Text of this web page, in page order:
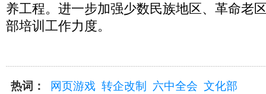
养工程。进一步加强少数民族地区、革命老
部培训工作力度。
热词： 网页游戏 转企改制 六中全会 文化部